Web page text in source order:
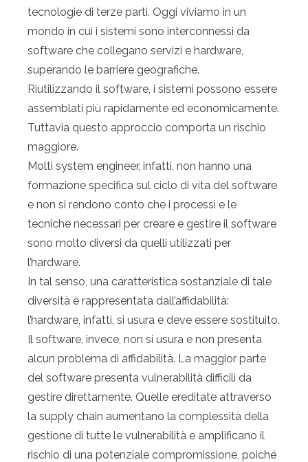
tecnologie di terze parti. Oggi viviamo in un
mondo in cui i sistemi sono interconnessi da
software che collegano servizi e hardware,
superando le barriere geografiche.
Riutilizzando il software, i sistemi possono essere
assemblati più rapidamente ed economicamente.
Tuttavia questo approccio comporta un rischio
maggiore.
Molti system engineer, infatti, non hanno una
formazione specifica sul ciclo di vita del software
e non si rendono conto che i processi e le
tecniche necessari per creare e gestire il software
sono molto diversi da quelli utilizzati per
l’hardware.
In tal senso, una caratteristica sostanziale di tale
diversità è rappresentata dall’affidabilità:
l’hardware, infatti, si usura e deve essere sostituito.
Il software, invece, non si usura e non presenta
alcun problema di affidabilità. La maggior parte
del software presenta vulnerabilità difficili da
gestire direttamente. Quelle ereditate attraverso
la supply chain aumentano la complessità della
gestione di tutte le vulnerabilità e amplificano il
rischio di una potenziale compromissione, poiché